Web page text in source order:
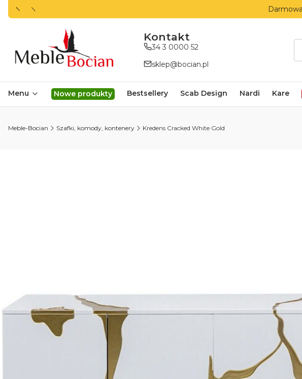
ㅤㅤㅤㅤㅤㅤㅤㅤKontakt
34 3 0000 52
sklep@bocian.pl
Menu Nowe produkty Bestsellery Scab Design Nardi Kare
Meble-Bocian Szafki, komody, kontenery Kredens Cracked White Gold